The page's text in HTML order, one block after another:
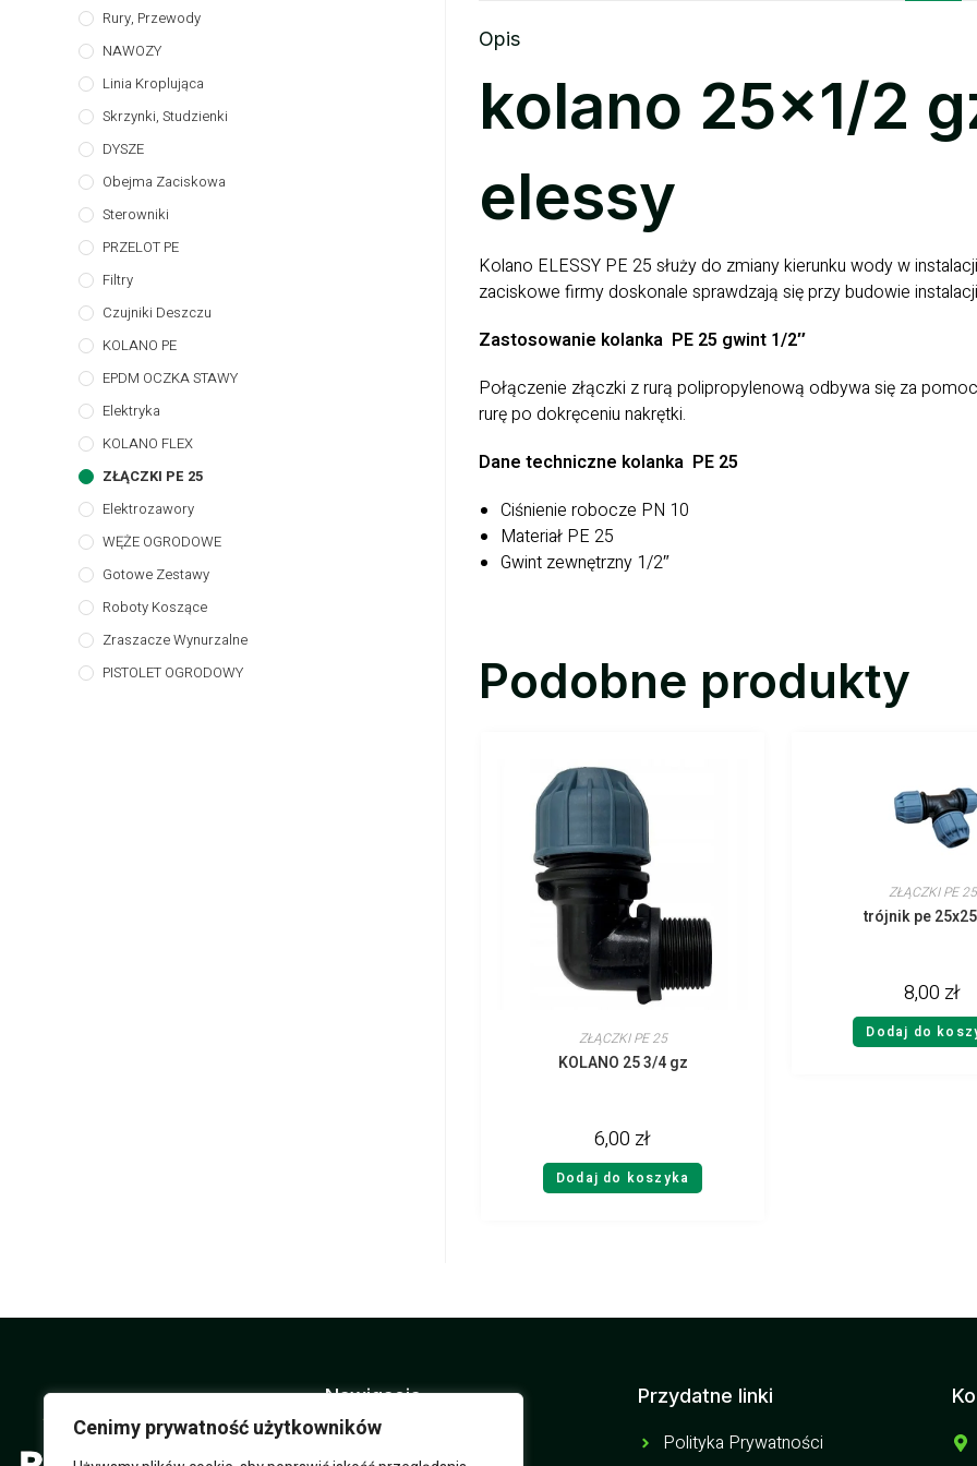
Cenimy prywatność użytkowników
Opis
kolano 25×1/2
elessy
Kolano ELESSY PE 25 służy do zmiany kierunku wody w
zaciskowe firmy doskonale sprawdzają się przy budowie
Zastosowanie kolanka PE 25 gwint 1/2″
Połączenie złączki z rurą polipropylenową odbywa się za
rurę po dokręceniu nakrętki.
Dane techniczne kolanka PE 25
Ciśnienie robocze PN 10
Materiał PE 25
Gwint zewnętrzny 1/2″
Podobne produkty
ZŁĄCZKI PE 25
KOLANO 25 3/4 gz
6,00 zł
Dodaj do koszyka
ZŁĄCZKI PE 25
trójnik pe
8,00 zł
Dodaj do
Rury, Przewody
NAWOZY
Linia Kroplująca
Skrzynki, Studzienki
DYSZE
Obejma Zaciskowa
Sterowniki
PRZELOT PE
Filtry
Czujniki Deszczu
KOLANO PE
EPDM OCZKA STAWY
Elektryka
KOLANO FLEX
ZŁĄCZKI PE 25
Elektrozawory
WĘŻE OGRODOWE
Gotowe Zestawy
Roboty Koszące
Zraszacze Wynurzalne
PISTOLET OGRODOWY
Nawigacja
O nas
Przydatne linki
Polityka Prywatności